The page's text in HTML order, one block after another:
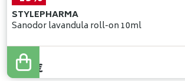
STYLEPHARMA
Sanodor lavandula roll-on 10ml
9,95€
8,46 €